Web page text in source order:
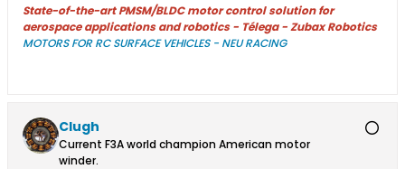
State-of-the-art PMSM/BLDC motor control solution for
aerospace applications and robotics - Télega - Zubax Robotics
MOTORS FOR RC SURFACE VEHICLES - NEU RACING
Clugh
Current F3A world champion American motor
winder.